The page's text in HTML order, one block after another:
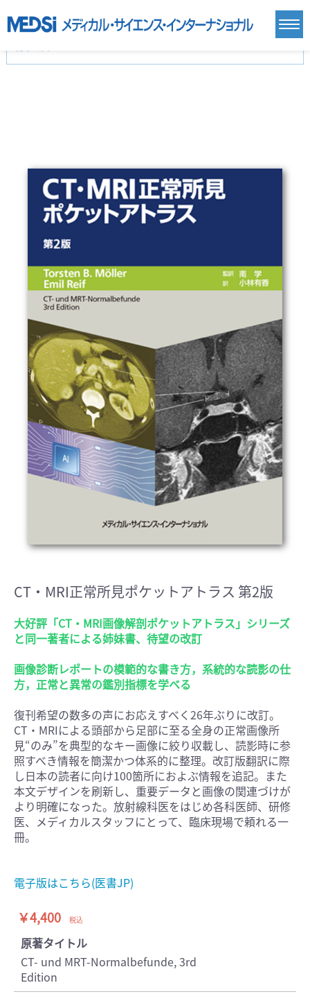
基礎医学(93)
基礎医学関連科学(80)
自然科学(25)
医療技術(16)
薬学(7)
保健・体育(1)
衛生・公衆衛生学(14)
医学一般(91)
CT・MRI正常所見ポケットアトラス 第2版
大好評「CT・MRI画像解剖ポケットアトラス」シリーズ
と同一著者による姉妹書、待望の改訂
画像診断レポートの模範的な書き方，系統的な読影の仕
方，正常と異常の鑑別指標を学べる
復刊希望の数多の声にお応えすべく26年ぶりに改訂。
CT・MRIによる頭部から足部に至る全身の正常画像所
見“のみ”を典型的なキー画像に絞り収載し、読影時に参
照すべき情報を簡潔かつ体系的に整理。改訂版翻訳に際
し日本の読者に向け100箇所におよぶ情報を追記。また
本文デザインを刷新し、重要データと画像の関連づけが
より明確になった。放射線科医をはじめ各科医師、研修
医、メディカルスタッフにとって、臨床現場で頼れる一
冊。
電子版はこちら(医書JP)
￥4,400 税込
原著タイトル
CT- und MRT-Normalbefunde, 3rd
Edition